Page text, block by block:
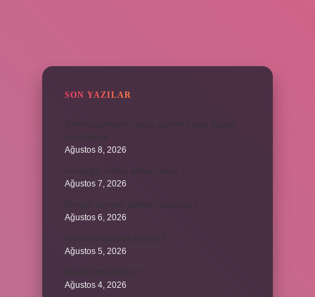
SON YAZILAR
Ağustos 8, 2026
Ağustos 7, 2026
Ağustos 6, 2026
Ağustos 5, 2026
Ağustos 4, 2026